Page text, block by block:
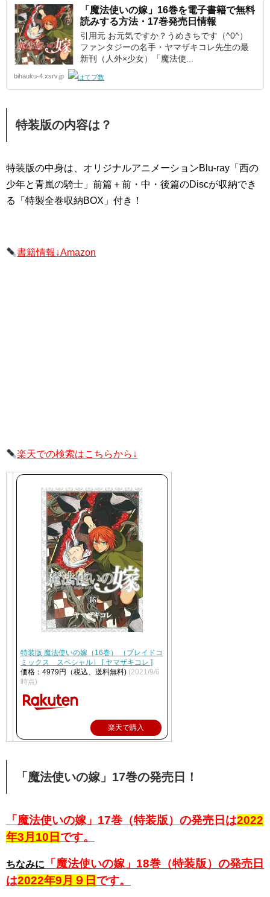
「魔法使いの嫁」16巻を電子書籍で無料
読みする方法・17巻発売日情報
引用元 お元気ですか？うめきちです（^0^）
ファンタジーの名手・ヤマザキコレ先生の最
新刊（人外×少女）「魔法使...
bihauku-4.xsrv.jp
特装版の内容は？
特装版の中身は、オリジナルアニメーションBlu-ray「西の
少年と青嵐の騎士」前篇＋前・中・後篇のDiscが収納でき
る「特製全巻収納BOX」付き！
書籍情報↓Amazon
楽天での検索はこちらから↓
特装版 魔法使いの嫁（16巻） （ブレイドコ
ミックス スペシャル） [ ヤマザキコレ ]
価格：4979円（税込、送料無料) (2021/9/6
時点)
楽天で購入
「魔法使いの嫁」17巻の発売日！
「魔法使いの嫁」17巻（特装版）の発売日は2022
年3月10日 です。
ちなみに
「魔法使いの嫁」18巻（特装版）の発売日
は2022年9月９日 です。